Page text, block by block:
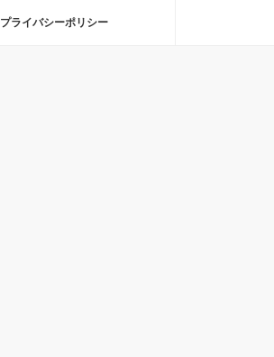
プライバシーポリシー